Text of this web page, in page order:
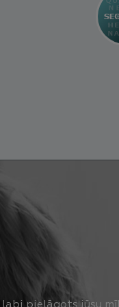
pielāgots jūsu